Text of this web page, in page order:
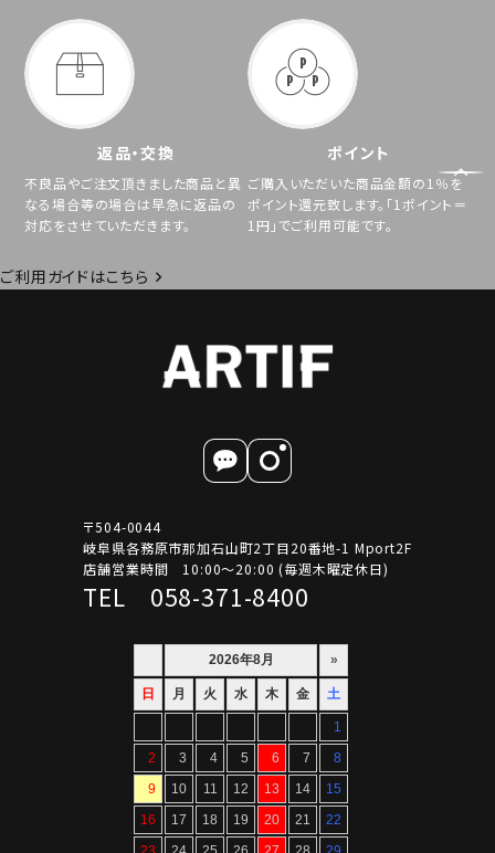
返品・交換
不良品やご注文頂きました商品と異
なる場合等の場合は早急に返品の
対応をさせていただきます。
ポイント
ご購入いただいた商品金額の1％を
ポイント還元致します。「1ポイント＝
1円」でご利用可能です。
ご利用ガイドはこちら
〒504-0044
岐阜県各務原市那加石山町2丁目20番地-1 Mport2F
店舗営業時間 10:00～20:00 (毎週木曜定休日)
TEL 058-371-8400